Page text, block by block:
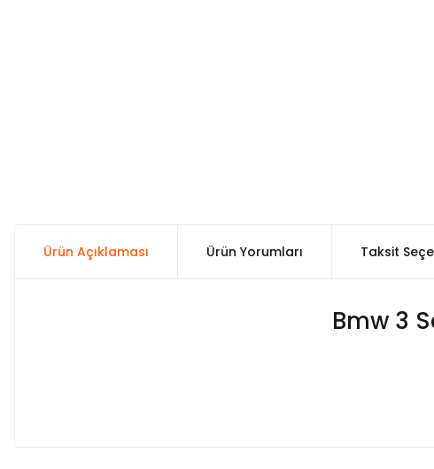
Ürün Açıklaması Ürün Yorumları Taksit
Bmw 3